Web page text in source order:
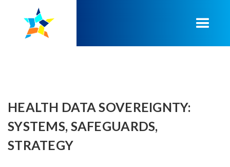
HEALTH DATA SOVEREIGNTY:
SYSTEMS, SAFEGUARDS,
STRATEGY